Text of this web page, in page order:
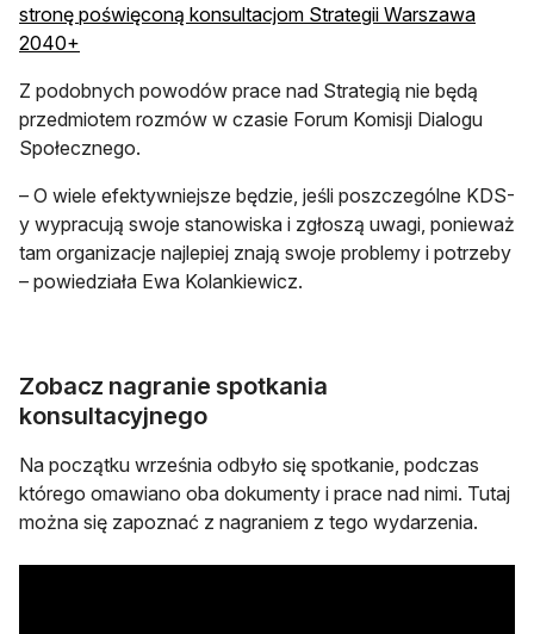
stronę poświęconą konsultacjom Strategii Warszawa
2040+
Z podobnych powodów prace nad Strategią nie będą
przedmiotem rozmów w czasie Forum Komisji Dialogu
Społecznego.
– O wiele efektywniejsze będzie, jeśli poszczególne KDS-
y wypracują swoje stanowiska i zgłoszą uwagi, ponieważ
tam organizacje najlepiej znają swoje problemy i potrzeby
– powiedziała Ewa Kolankiewicz.
Zobacz nagranie spotkania
konsultacyjnego
Na początku września odbyło się spotkanie, podczas
którego omawiano oba dokumenty i prace nad nimi. Tutaj
można się zapoznać z nagraniem z tego wydarzenia.